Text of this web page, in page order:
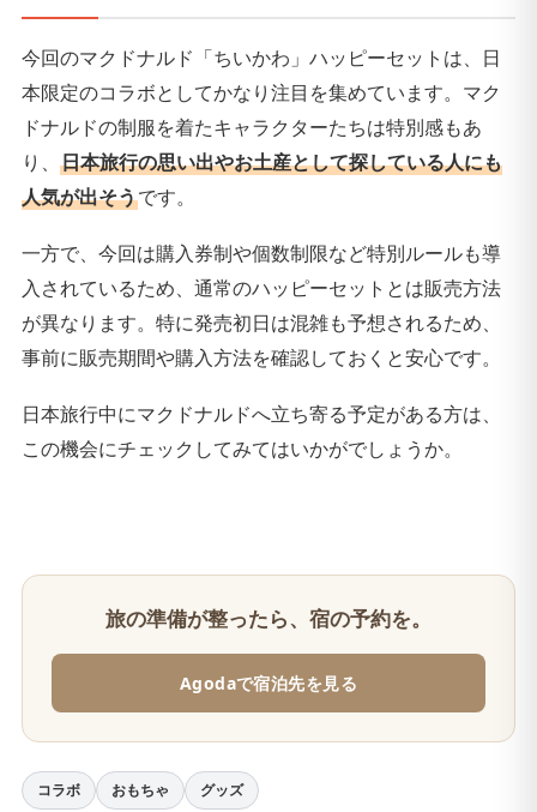
今回のマクドナルド「ちいかわ」ハッピーセットは、日
本限定のコラボとしてかなり注目を集めています。マク
ドナルドの制服を着たキャラクターたちは特別感もあ
り、 日本旅行の思い出やお土産として探している人にも
人気が出そうです。
一方で、今回は購入券制や個数制限など特別ルールも導
入されているため、通常のハッピーセットとは販売方法
が異なります。特に発売初日は混雑も予想されるため、
事前に販売期間や購入方法を確認しておくと安心です。
日本旅行中にマクドナルドへ立ち寄る予定がある方は、
この機会にチェックしてみてはいかがでしょうか。
旅の準備が整ったら、宿の予約を。
Agodaで宿泊先を見る
コラボ おもちゃ グッズ